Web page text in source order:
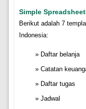
Simple
Berikut adalah 7
Indonesia:
Daftar belanja
Catatan
Daftar tugas
Jadwal